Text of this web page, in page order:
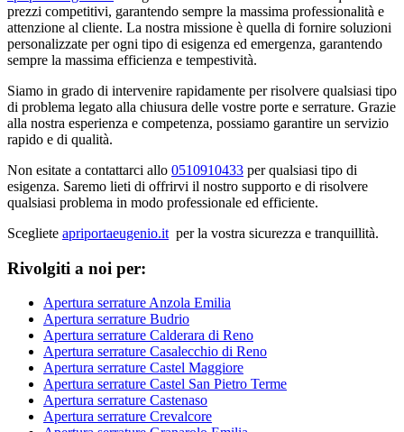
prezzi competitivi, garantendo sempre la massima professionalità e
attenzione al cliente. La nostra missione è quella di fornire soluzioni
personalizzate per ogni tipo di esigenza ed emergenza, garantendo
sempre la massima efficienza e tempestività.
Siamo in grado di intervenire rapidamente per risolvere qualsiasi tipo
di problema legato alla chiusura delle vostre porte e serrature. Grazie
alla nostra esperienza e competenza, possiamo garantire un servizio
rapido e di qualità.
Non esitate a contattarci allo 0510910433 per qualsiasi tipo di
esigenza. Saremo lieti di offrirvi il nostro supporto e di risolvere
qualsiasi problema in modo professionale ed efficiente.
Scegliete apriportaeugenio.it per la vostra sicurezza e tranquillità.
Rivolgiti a noi per:
Apertura serrature Anzola Emilia
Apertura serrature Budrio
Apertura serrature Calderara di Reno
Apertura serrature Casalecchio di Reno
Apertura serrature Castel Maggiore
Apertura serrature Castel San Pietro Terme
Apertura serrature Castenaso
Apertura serrature Crevalcore